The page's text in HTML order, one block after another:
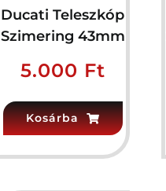
Ducati Teleszkóp
Szimering 43mm
5.000 Ft
Kosárba